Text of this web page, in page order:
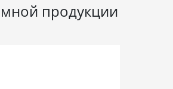
продукции